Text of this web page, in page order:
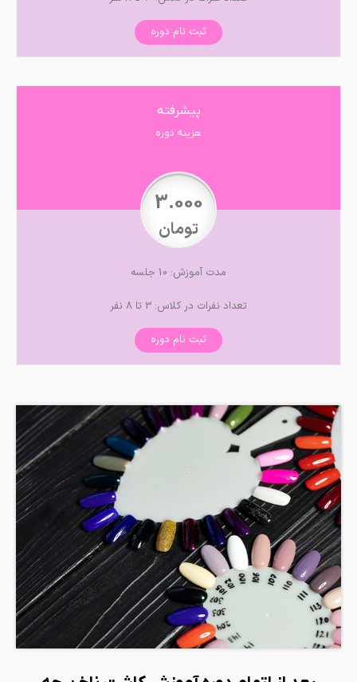
ثبت نام دوره
پیشرفته
هزینه دوره
3.000
تومان
مدت آموزش: 10 جلسه
تعداد نفرات در کلاس: 3 تا 8 نفر
ثبت نام دوره